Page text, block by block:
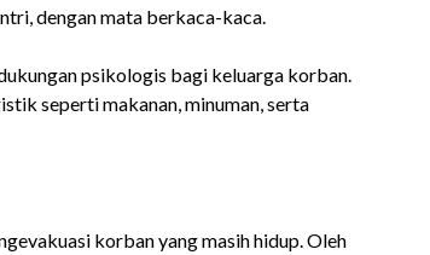
dengan mata berkaca-kaca.
psikologis bagi keluarga korban.
seperti makanan, minuman, serta
korban yang masih hidup. Oleh